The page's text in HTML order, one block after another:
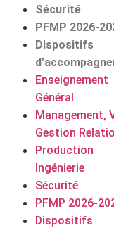
Sécurité
PFMP 2026-
Dispositifs
Enseignement
Général
Management,
Gestion
Production
Ingénierie
Sécurité
PFMP 2026-
Dispositifs